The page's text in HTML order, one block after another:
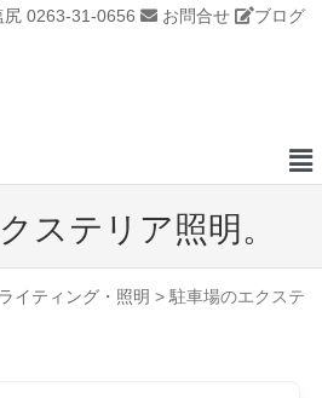
尻 0263-31-0656 お問合せ
ブログ
ステリア照明。
ライティング・照明 > 駐車場のエクステ